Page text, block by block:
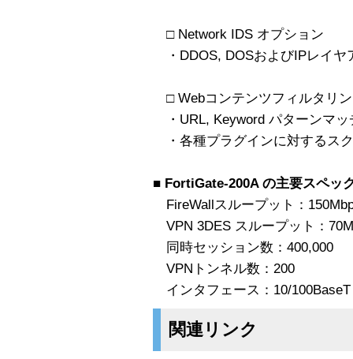
□ Network IDS オプション
・DDOS, DOSおよびIPレイヤ
□ Webコンテンツフィルタリ
・URL, Keyword パターンマ
・各種プラグインに対するス
■ FortiGate-200A の主要スペッ
FireWallスループット：
VPN 3DES スループット：
同時セッション数：400,000
VPNトンネル数：200
インタフェース：10/
関連リンク